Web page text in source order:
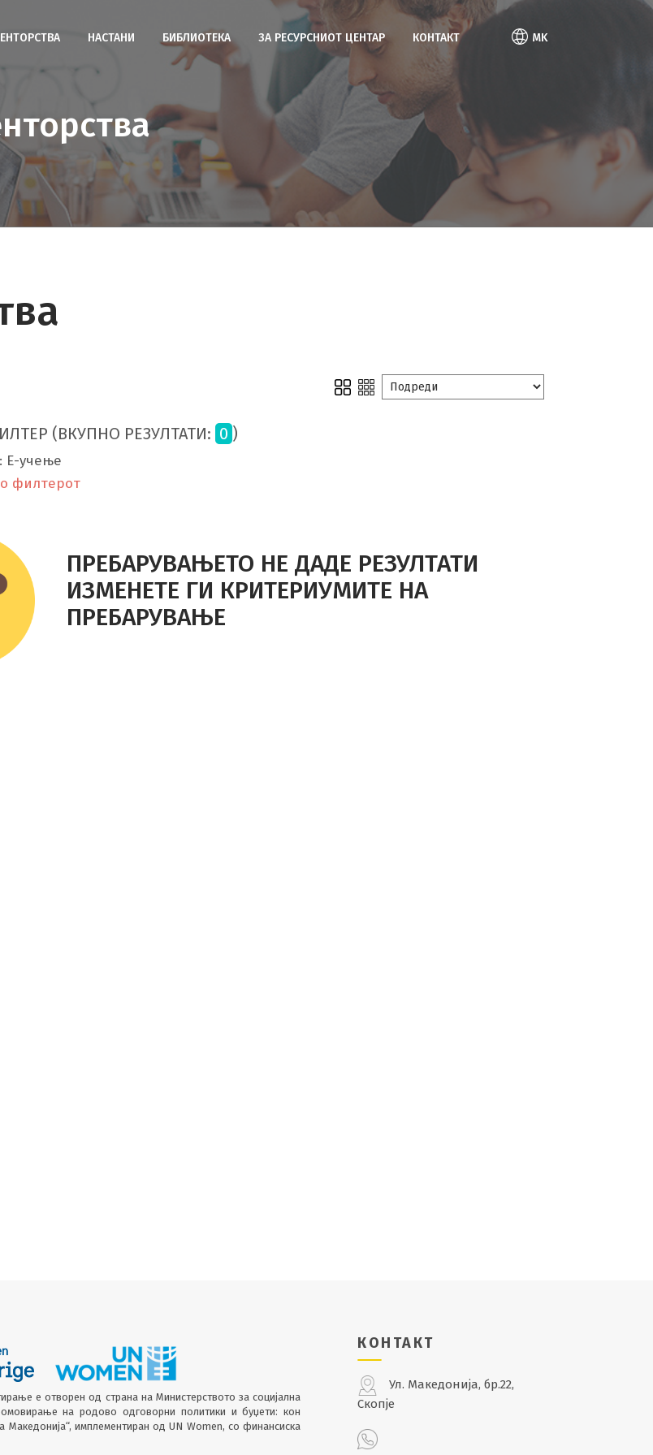
НАСТАНИ БИБЛИОТЕКА ЗА РЕСУРСНИОТ ЦЕНТАР КОНТАКТ MK
(ВКУПНО РЕЗУЛТАТИ: 0 )
Е-учење
филтерот
ПРЕБАРУВАЊЕТО НЕ ДАДЕ РЕЗУЛТАТИ
ИЗМЕНЕТЕ ГИ КРИТЕРИУМИТЕ НА
ПРЕБАРУВАЊЕ
е отворен од страна на Министерството за социјална
на родово одговорни политики и буџети: кон
имплементиран од UN Women, со финансиска
КОНТАКТ
Ул. Македонија, бр.22,
Скопје